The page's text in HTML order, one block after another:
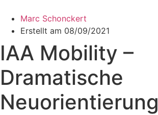
Inhalt
wechseln
Marc Schonckert
Erstellt am 08/09/2021
IAA Mobility –
Dramatische
Neuorientierung